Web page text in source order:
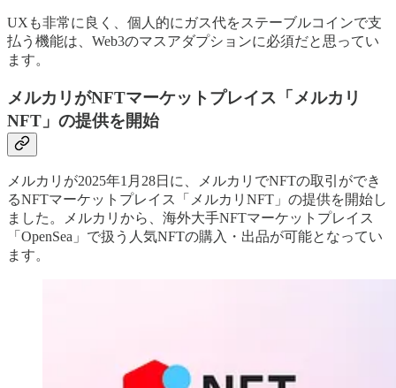
UXも非常に良く、個人的にガス代をステーブルコインで支
払う機能は、Web3のマスアダプションに必須だと思ってい
ます。
メルカリがNFTマーケットプレイス「メルカリ
NFT」の提供を開始
メルカリが2025年1月28日に、メルカリでNFTの取引ができ
るNFTマーケットプレイス「メルカリNFT」の提供を開始し
ました。メルカリから、海外大手NFTマーケットプレイス
「OpenSea」で扱う人気NFTの購入・出品が可能となってい
ます。